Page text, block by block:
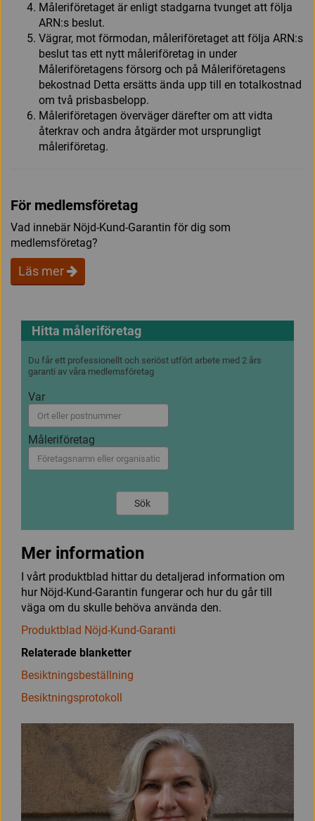
Måleriföretaget är enligt stadgarna tvunget att följa
ARN:s beslut.
Vägrar, mot förmodan, måleriföretaget att följa ARN:s
beslut tas ett nytt måleriföretag in under
Måleriföretagens försorg och på Måleriföretagens
bekostnad Detta ersätts ända upp till en totalkostnad
om två prisbasbelopp.
Måleriföretagen överväger därefter om att vidta
återkrav och andra åtgärder mot ursprungligt
måleriföretag.
För medlemsföretag
Vad innebär Nöjd-Kund-Garantin för dig som
medlemsföretag?
Läs mer
Hitta måleriföretag
Du får ett professionellt och seriöst utfört arbete med 2 års
garanti av våra medlemsföretag
Var
Måleriföretag
Sök
Mer information
I vårt produktblad hittar du detaljerad information om
hur Nöjd-Kund-Garantin fungerar och hur du går till
väga om du skulle behöva använda den.
Produktblad Nöjd-Kund-Garanti
Relaterade blanketter
Besiktningsbeställning
Besiktningsprotokoll